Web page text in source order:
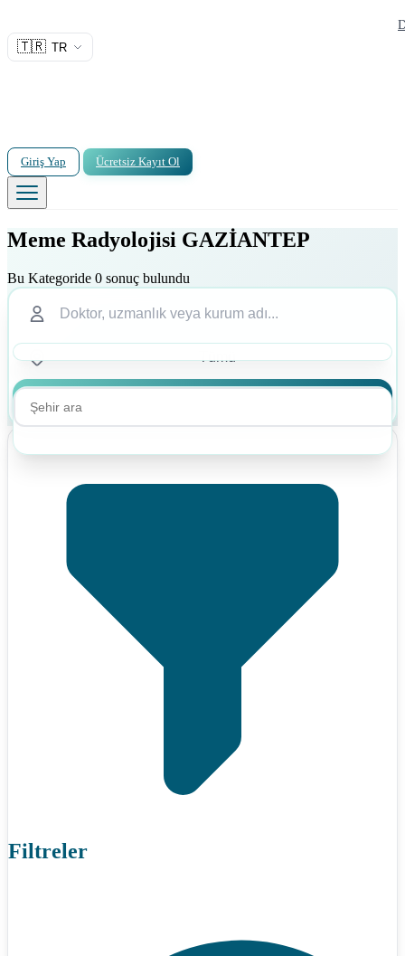
🇹🇷 TR
Giriş Yap Ücretsiz Kayıt Ol
Meme Radyolojisi GAZİANTEP
Bu Kategoride 0 sonuç bulundu
Filtreler